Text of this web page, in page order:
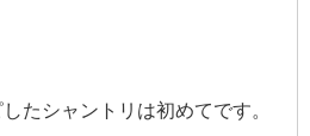
たシャントリは初めてです。